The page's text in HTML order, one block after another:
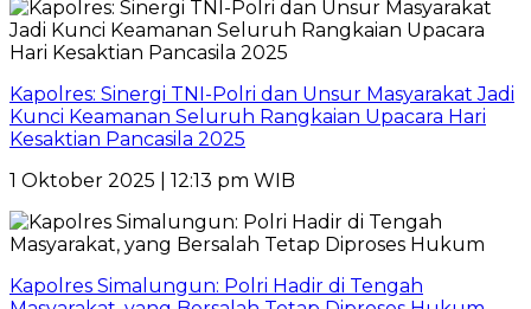
Kapolres: Sinergi TNI-Polri dan Unsur Masyarakat Jadi
Kunci Keamanan Seluruh Rangkaian Upacara Hari
Kesaktian Pancasila 2025
1 Oktober 2025 | 12:13 pm WIB
Kapolres Simalungun: Polri Hadir di Tengah